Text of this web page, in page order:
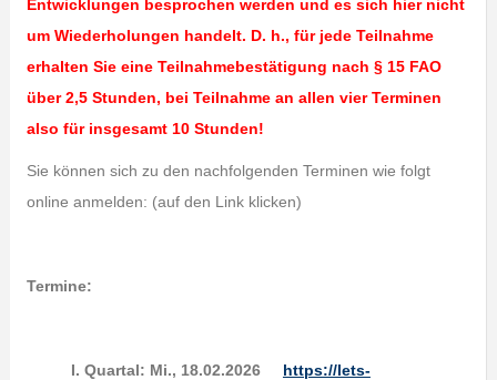
Entwicklungen besprochen werden und es sich hier nicht
um Wiederholungen handelt. D. h., für jede Teilnahme
erhalten Sie eine Teilnahmebestätigung nach § 15 FAO
über 2,5 Stunden, bei Teilnahme an allen vier Terminen
also für insgesamt 10 Stunden!
Sie können sich zu den nachfolgenden Terminen wie folgt
online anmelden: (auf den Link klicken)
Termine:
I. Quartal: Mi., 18.02.2026 https://lets-